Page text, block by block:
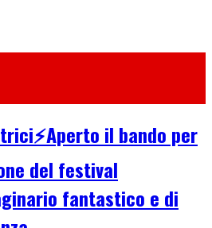
il bando per
del festival
fantastico e di